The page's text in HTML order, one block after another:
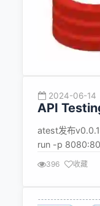
2024-06-14
API
atest发布
run -p
面环境中测试
396 收藏